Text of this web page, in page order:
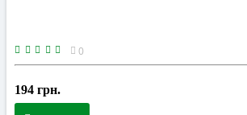
0
194 грн.